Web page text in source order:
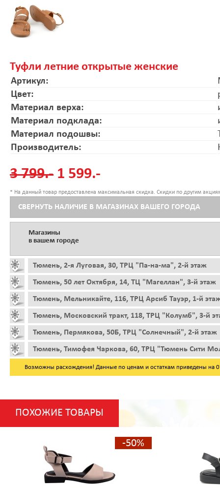
Туфли летние открытые женские
Артикул:
Цвет:
Материал верха:
Материал подклада:
Материал подошвы:
Производитель:
3 799.- 1 599.-
* На данный товар предоставлена максимальная скидка. Скидки по другим
СВЕРНУТЬ НАЛИЧИЕ В МАГАЗИНАХ ВАШЕГО ГОРОДА
Магазины
в вашем городе
Тюмень, 2-я Луговая, 30, ТРЦ "Па-на-ма", 2-й этаж
Тюмень, 50 лет Октября, 14, ТЦ "Магеллан", 3-й этаж
Тюмень, Мельникайте, 116, ТРЦ Арсиб Тауэр, 1-й
Тюмень, Московский тракт, 118, ТРЦ "Колумб", 3-й
Тюмень, Пермякова, 50Б, ТРЦ "Солнечный", 2-й этаж
Тюмень, Тимофея Чаркова, 60, ТРЦ "Тюмень Сити
Возможны расхождения! Данные по ценам и остаткам приведены на
ПОХОЖИЕ ТОВАРЫ
-50%